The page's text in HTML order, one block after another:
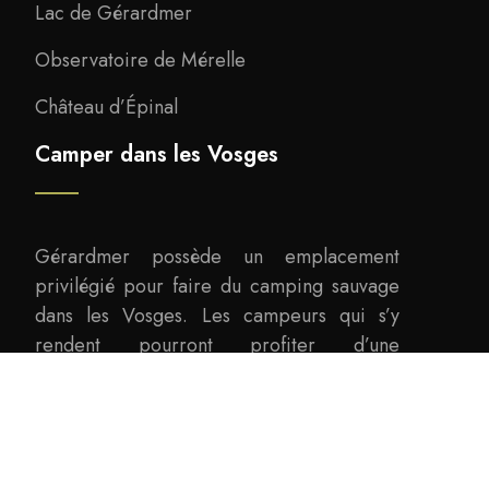
Lac de Gérardmer
Observatoire de Mérelle
Château d’Épinal
Camper dans les Vosges
Gérardmer possède un emplacement
privilégié pour faire du camping sauvage
dans les Vosges. Les campeurs qui s’y
rendent pourront profiter d’une